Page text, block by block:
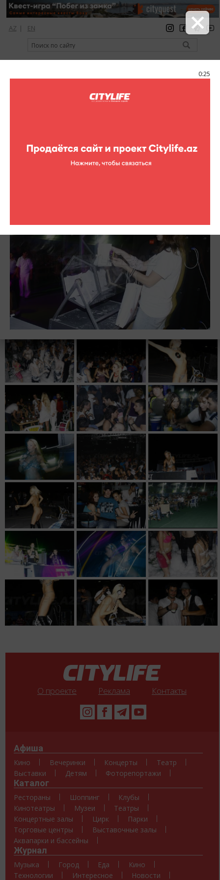
0:25
AZ | EN
регистрация вход Citylife Magazine
Topless Dj Vanila Sky
эротического танца с клубной музыкой…результат
ошеломляет. Сексуальность, яркие, вызывающие наряды
девушки, идеальное владение собственным телом во время
танца...
О проекте Реклама Контакты
Афиша
Кино Вечеринки Концерты
Театр
Выставки
Детям Фоторепортажи
Каталог
Рестораны Шоппинг
Клубы
Кинотеатры
Музеи
Театры
Концертные залы
Цирк
Парки
Торговые центры
Выставочные залы
Аквапарки и бассейны
Журнал
Музыка Город Еда
Кино
Технологии
Интересное Новости